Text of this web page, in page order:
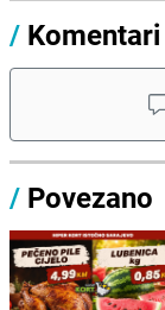
/ Komentari
/ Povezano